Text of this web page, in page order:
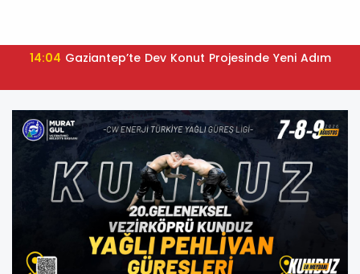
14:04 Gaziantep’te Dev Konut Projesinde Yeni Adım